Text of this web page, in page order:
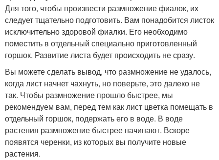
Для того, чтобы произвести размножение фиалок, их
следует тщательно подготовить. Вам понадобится листок
исключительно здоровой фиалки. Его необходимо
поместить в отдельный специально приготовленный
горшок. Развитие листа будет происходить не сразу.
Вы можете сделать вывод, что размножение не удалось,
когда лист начнет чахнуть, но поверьте, это далеко не
так. Чтобы размножение прошло быстрее, мы
рекомендуем вам, перед тем как лист цветка помещать в
отдельный горшок, подержать его в воде. В воде
растения размножение быстрее начинают. Вскоре
появятся черенки, из которых вы получите новые
растения.